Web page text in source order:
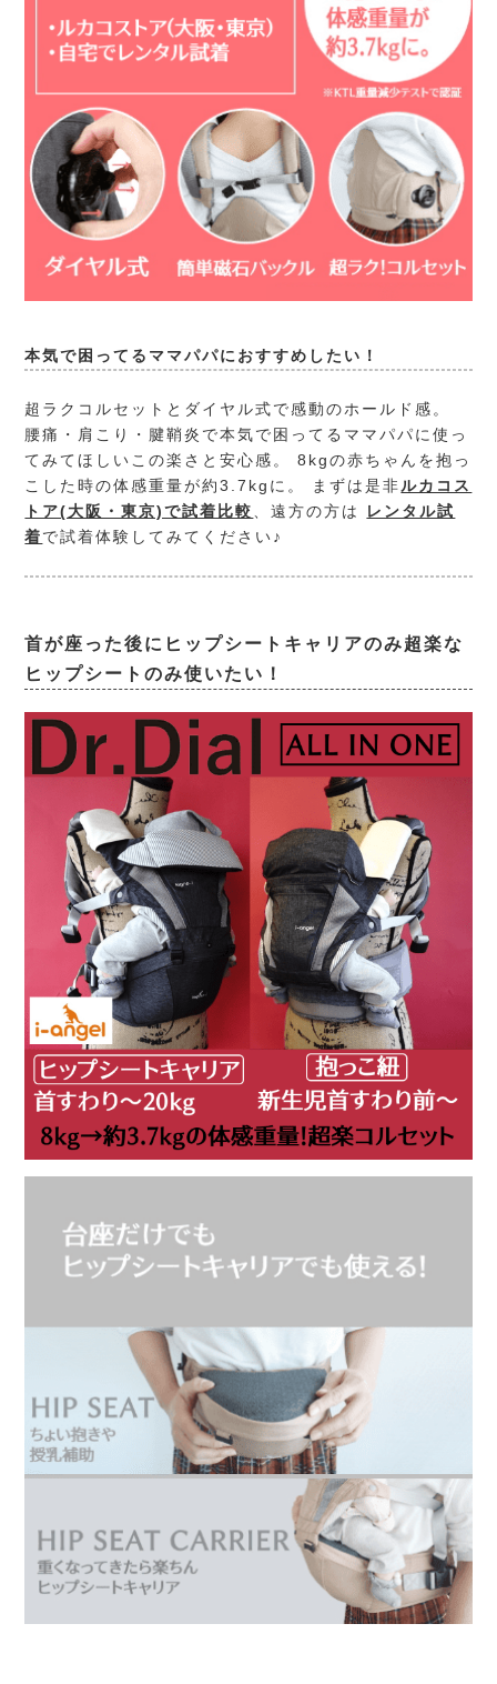
本気で困ってるママパパにおすすめしたい！
超ラクコルセットとダイヤル式で感動のホールド感。
腰痛・肩こり・腱鞘炎で本気で困ってるママパパに使っ
てみてほしいこの楽さと安心感。 8kgの赤ちゃんを抱っ
こした時の体感重量が約3.7kgに。 まずは是非ルカコス
トア(大阪・東京)で試着比較
、遠方の方は レンタル試
着で試着体験してみてください♪
首が座った後にヒップシートキャリアのみ超楽な
ヒップシートのみ使いたい！